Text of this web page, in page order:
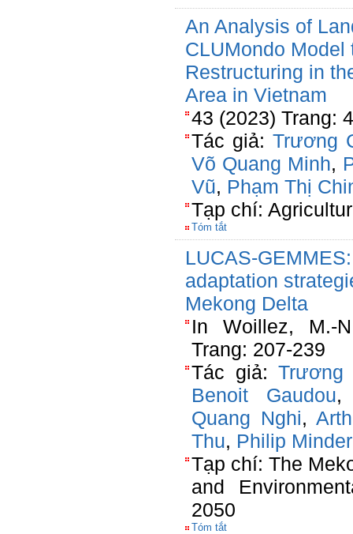
An Analysis of
CLUMondo
Restructuring in
Area in Vietnam
43 (2023) Trang:
Tác giả: Trương
Võ Quang Minh,
Vũ, Phạm Thị
Tạp chí:
Tóm tắt
LUCAS-
adaptation
Mekong Delta
In Woillez, M.-
Trang: 207-239
Tác giả:Trương
Benoit Gaudou
Quang Nghi,
Thu, Philip
Tạp chí: The
and
2050
Tóm tắt